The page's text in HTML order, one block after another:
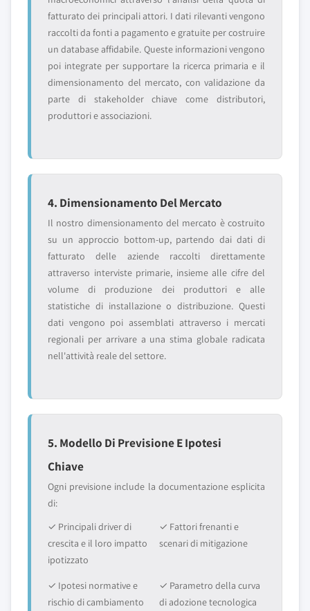
fatturato dei principali attori. I dati rilevanti vengono
raccolti da fonti a pagamento e gratuite per costruire
un database affidabile. Queste informazioni vengono
poi integrate per supportare la ricerca primaria e il
dimensionamento del mercato, con validazione da
parte di stakeholder chiave come distributori,
produttori e associazioni.
4. Dimensionamento Del Mercato
Il nostro dimensionamento del mercato è costruito
su un approccio bottom-up, partendo dai dati di
fatturato delle aziende raccolti direttamente
attraverso interviste primarie, insieme alle cifre del
volume di produzione dei produttori e alle
statistiche di installazione o distribuzione. Questi
dati vengono poi assemblati attraverso i mercati
regionali per arrivare a una stima globale radicata
nell'attività reale del settore.
5. Modello Di Previsione E Ipotesi
Chiave
Ogni previsione include la documentazione esplicita
di:
✓ Principali driver di
crescita e il loro impatto
ipotizzato
✓ Fattori frenanti e
scenari di mitigazione
✓ Ipotesi normative e
rischio di cambiamento
✓ Parametro della curva
di adozione tecnologica